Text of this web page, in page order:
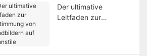
Der ultimative
Leitfaden zur